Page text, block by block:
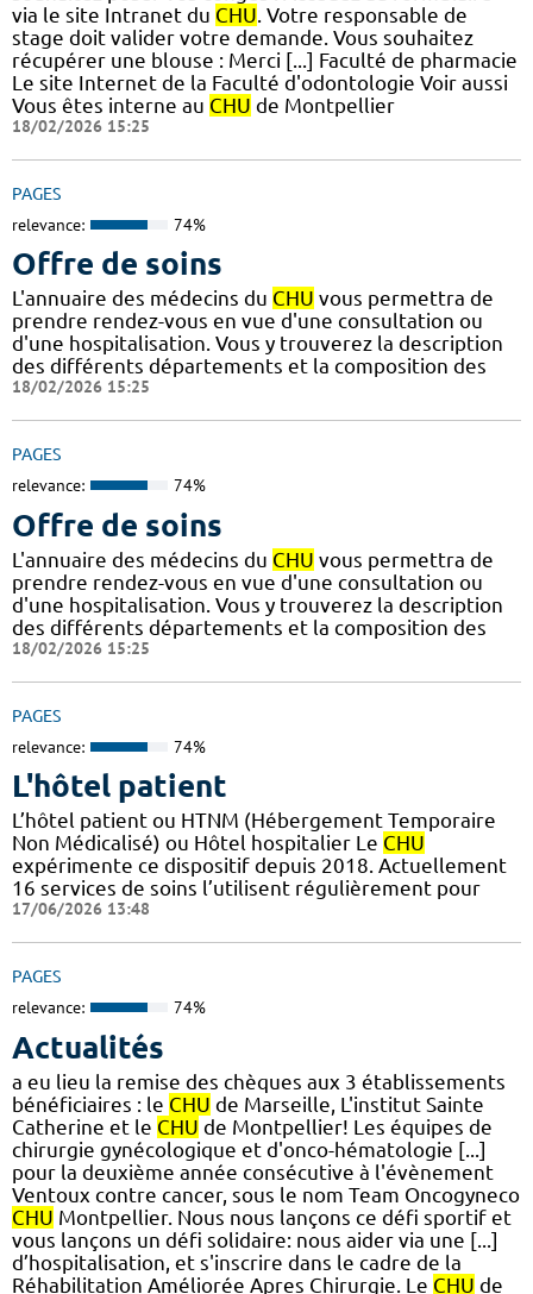
via le site Intranet du CHU. Votre responsable de
stage doit valider votre demande. Vous souhaitez
récupérer une blouse : Merci [...] Faculté de pharmacie
Le site Internet de la Faculté d'odontologie Voir aussi
Vous êtes interne au CHU de Montpellier
18/02/2026 15:25
PAGES
relevance: 74%
Offre de soins
L'annuaire des médecins du CHU vous permettra de
prendre rendez-vous en vue d'une consultation ou
d'une hospitalisation. Vous y trouverez la description
des différents départements et la composition des
18/02/2026 15:25
PAGES
relevance: 74%
Offre de soins
L'annuaire des médecins du CHU vous permettra de
prendre rendez-vous en vue d'une consultation ou
d'une hospitalisation. Vous y trouverez la description
des différents départements et la composition des
18/02/2026 15:25
PAGES
relevance: 74%
L'hôtel patient
L’hôtel patient ​​ou HTNM (Hébergement Temporaire
Non Médicalisé)​​​​​​ ou Hôtel hospitalier Le CHU
expérimente ce dispositif depuis 2018. Actuellement
16 services de soins l’utilisent régulièrement pour
17/06/2026 13:48
PAGES
relevance: 74%
Actualités
a eu lieu la remise des chèques aux 3 établissements
bénéficiaires : le CHU de Marseille, L'institut Sainte
Catherine et le CHU de Montpellier! Les équipes de
chirurgie gynécologique et d'onco-hématologie [...]
pour la deuxième année consécutive à l'évènement
Ventoux contre cancer, sous le nom Team Oncogyneco
CHU Montpellier. Nous nous lançons ce défi sportif et
vous lançons un défi solidaire: nous aider via une [...]
d’hospitalisation, et s'inscrire dans le cadre de la
Réhabilitation Améliorée Apres Chirurgie. Le CHU de